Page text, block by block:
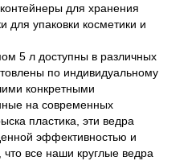
для хранения
для упаковки косметики и
5 л доступны в различных
по индивидуальному
конкретными
на современных
пластика, эти ведра
эффективностью и
что все наши круглые ведра